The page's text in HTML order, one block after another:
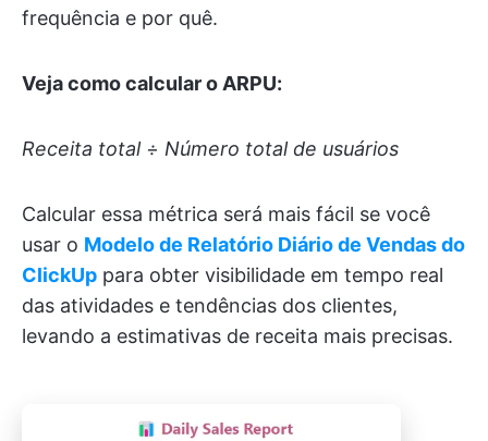
frequência e por quê.
Veja como calcular o ARPU:
Receita total ÷ Número total de usuários
Calcular essa métrica será mais fácil se você
usar o Modelo de Relatório Diário de Vendas do
ClickUp para obter visibilidade em tempo real
das atividades e tendências dos clientes,
levando a estimativas de receita mais precisas.